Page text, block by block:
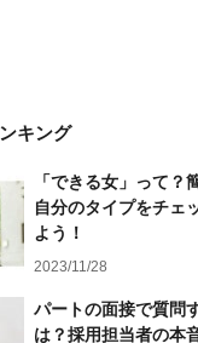
キング
「できる女」って？
自分のタイプをチェ
よう！
2023/11/28
パートの面接で質問
は？採用担当者の本